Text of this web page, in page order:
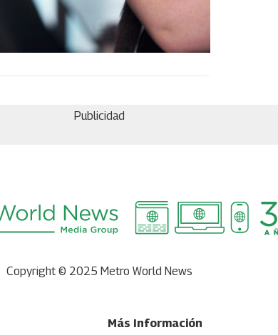
Publicidad
Copyright © 2025 Metro World News
Más Información